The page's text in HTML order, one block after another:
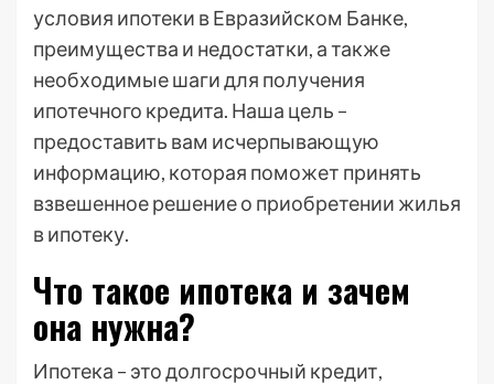
условия ипотеки в Евразийском Банке,
преимущества и недостатки, а также
необходимые шаги для получения
ипотечного кредита. Наша цель –
предоставить вам исчерпывающую
информацию, которая поможет принять
взвешенное решение о приобретении жилья
в ипотеку.
Что такое ипотека и зачем
она нужна?
Ипотека – это долгосрочный кредит,